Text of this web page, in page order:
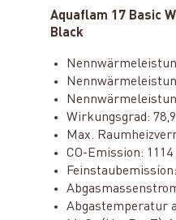
Aquaflam 17 Basic
Black
Wirkungsgrad:
Max.
CO-Emission:
Abgastemperatur